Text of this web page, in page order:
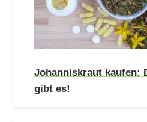
Johanniskraut kaufen:
gibt es!